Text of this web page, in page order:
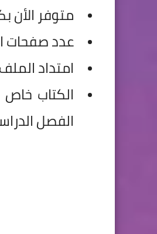
متوفر الأن
عدد صفحات الكتاب 219 صفحة
امتداد الملف pdf لسهولة طباعته وتحميلة وفتحه والتعامل معه .
الفصل